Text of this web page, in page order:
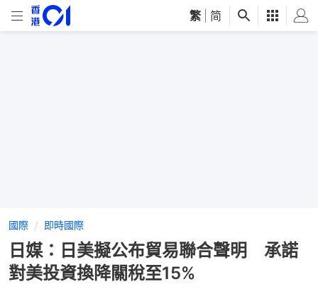
繁 简
國際 即時國際
日媒：日美擬公布貿易聯合聲明 承諾
對美投資換降關稅至15%